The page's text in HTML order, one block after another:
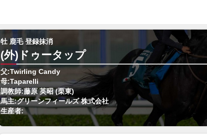
牡 鹿毛 登録抹消
(外)ドゥータップ
父:Twirling Candy
母:Taparelli
調教師:藤原 英昭 (栗東)
馬主:グリーンフィールズ 株式会社
生産者: